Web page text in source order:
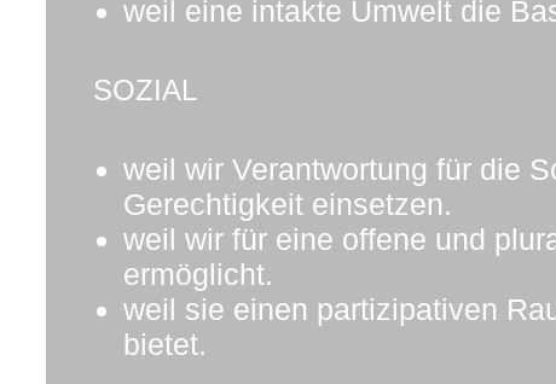
weil eine intakte Umwelt die
SOZIAL
weil wir Verantwortung für die
Gerechtigkeit einsetzen.
weil wir für eine offene und
ermöglicht.
weil sie einen partizipativen
bietet.